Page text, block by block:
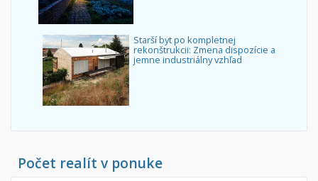
Starší byt po kompletnej
rekonštrukcii: Zmena dispozície a
jemne industriálny vzhľad
Počet realít v ponuke